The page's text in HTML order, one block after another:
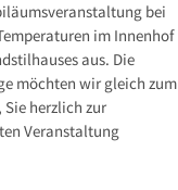
bei
im Innenhof
aus. Die
möchten wir gleich zum
Sie herzlich zur
Veranstaltung